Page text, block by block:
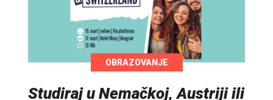
OBRAZOVANJE
Studiraj u Nemačkoj, Austriji ili